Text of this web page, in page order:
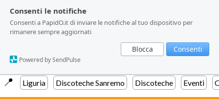
Consenti le notifiche
Consenti a PapidO.it di inviare le notifiche al tuo dispositivo per
rimanere sempre aggiornati
Blocca Consenti
Powered by SendPulse
Consenti le notifiche
Consenti a PapidO.it di inviare le notifiche al tuo dispositivo per
rimanere sempre aggiornati
Blocca Consenti
Powered by SendPulse
📍️ Liguria Discoteche Sanremo Discoteche Eventi